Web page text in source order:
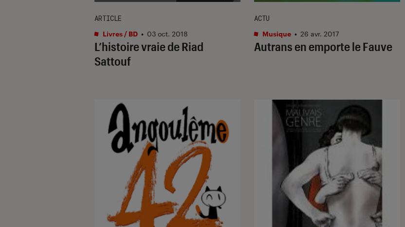
L’histoire vraie de Riad
Sattouf
ARTICLE
Livres / BD • 03 oct. 2018
Autrans en emporte le Fauve
ACTU
Musique • 26 avr. 2017